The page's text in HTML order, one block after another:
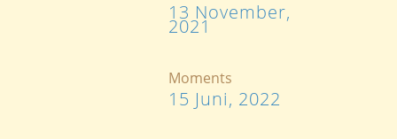
13 November,
2021
Moments
15 Juni, 2022